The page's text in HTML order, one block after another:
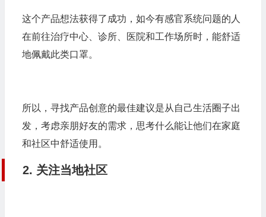
这个产品想法获得了成功，如今有感官系统问题的人
在前往治疗中心、诊所、医院和工作场所时，能舒适
地佩戴此类口罩。
所以，寻找产品创意的最佳建议是从自己生活圈子出
发，考虑亲朋好友的需求，思考什么能让他们在家庭
和社区中舒适使用。
2. 关注当地社区